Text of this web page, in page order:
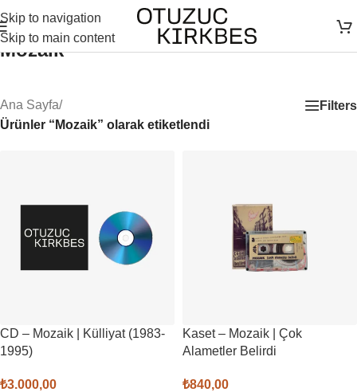
Skip to navigation
Skip to main content
Mozaik
Ana Sayfa/
Ürünler “Mozaik” olarak etiketlendi
Filters
CD – Mozaik | Külliyat (1983-
1995)
₺3.000,00
Kaset – Mozaik | Çok
Alametler Belirdi
₺840,00